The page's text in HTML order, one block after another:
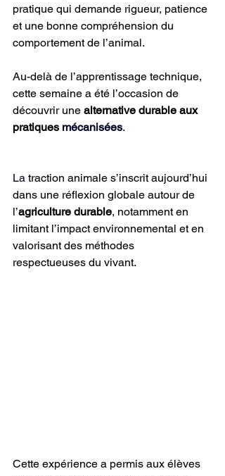
pratique qui demande rigueur, patience
et une bonne compréhension du
comportement de l’animal.
Au-delà de l’apprentissage technique,
cette semaine a été l’occasion de
découvrir une alternative durable aux
pratiques mécanisées.
La traction animale s’inscrit aujourd’hui
dans une réflexion globale autour de
l’agriculture durable, notamment en
limitant l’impact environnemental et en
valorisant des méthodes
respectueuses du vivant.
Cette expérience a permis aux élèves